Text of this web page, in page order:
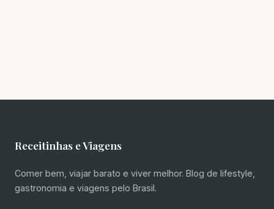
Receitinhas e Viagens
Comer bem, viajar barato e viver melhor. Blog de lifestyle,
gastronomia e viagens pelo Brasil.